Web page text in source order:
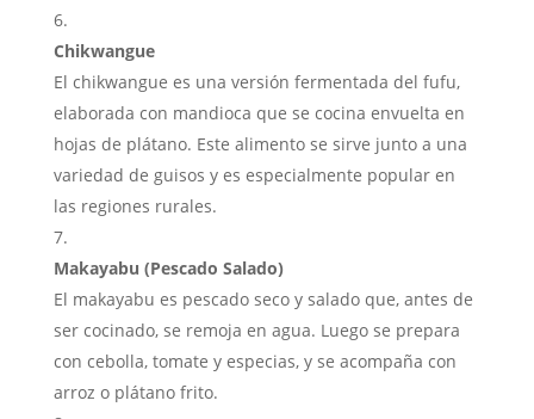
Chikwangue
El chikwangue es una versión fermentada del fufu,
elaborada con mandioca que se cocina envuelta en
hojas de plátano. Este alimento se sirve junto a una
variedad de guisos y es especialmente popular en
las regiones rurales.
Makayabu (Pescado Salado)
El makayabu es pescado seco y salado que, antes de
ser cocinado, se remoja en agua. Luego se prepara
con cebolla, tomate y especias, y se acompaña con
arroz o plátano frito.